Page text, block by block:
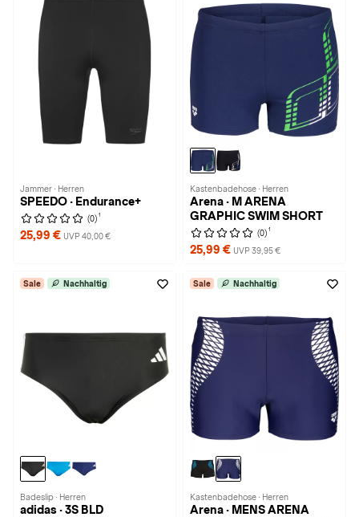
Jammer · Herren
SPEEDO · Endurance+
(0) 1
25,99 € UVP 40,00 €
Kastenbadehose · Herren
Arena · M ARENA
GRAPHIC SWIM SHORT
(0) 1
25,99 € UVP 39,95 €
Sale Nachhaltig
Badeslip · Herren
adidas · 3S BLD
Sale Nachhaltig
Kastenbadehose · Herren
Arena · MENS ARENA